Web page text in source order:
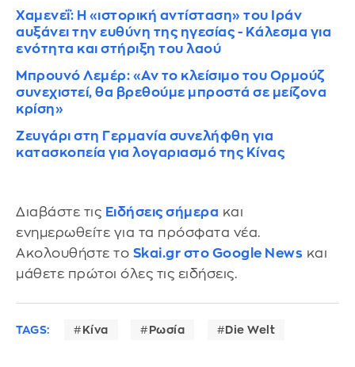
Χαμενεΐ: Η «ιστορική αντίσταση» του Ιράν
αυξάνει την ευθύνη της ηγεσίας - Κάλεσμα για
ενότητα και στήριξη του λαού
Μπρουνό Λεμέρ: «Αν το κλείσιμο του Ορμούζ
συνεχιστεί, θα βρεθούμε μπροστά σε μείζονα
κρίση»
Ζευγάρι στη Γερμανία συνελήφθη για
κατασκοπεία για λογαριασμό της Κίνας
Διαβάστε τις Ειδήσεις σήμερα και
ενημερωθείτε για τα πρόσφατα νέα.
Ακολουθήστε το Skai.gr στο Google News και
μάθετε πρώτοι όλες τις ειδήσεις.
TAGS: Κίνα Ρωσία Die Welt